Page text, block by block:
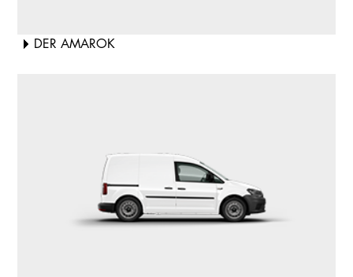
DER AMAROK